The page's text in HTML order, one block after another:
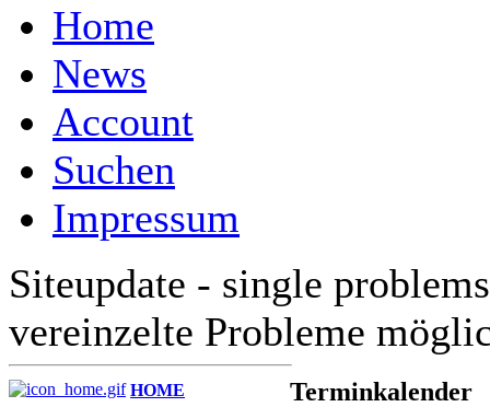
Home
News
Account
Suchen
Impressum
Siteupdate - single
vereinzelte Probleme
HOME Terminkalender